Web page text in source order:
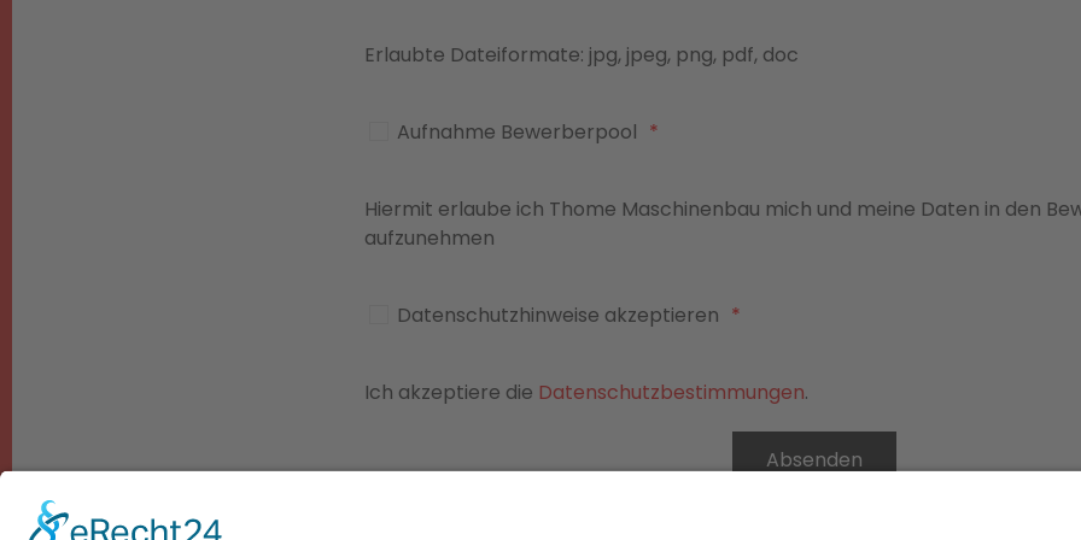
Erlaubte Dateiformate: jpg, jpeg, png, pdf, doc
Aufnahme Bewerberpool
Hiermit erlaube ich Thome Maschinenbau mich und meine Daten in den
aufzunehmen
Datenschutzhinweise akzeptieren
Ich akzeptiere die Datenschutzbestimmungen.